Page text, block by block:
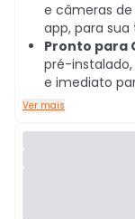
e câmeras de
app, para sua
Pronto para
pré-
e imediato
Ver mais